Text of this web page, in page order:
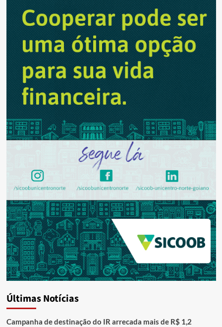
Últimas Notícias
Campanha de destinação do IR arrecada mais de R$ 1,2